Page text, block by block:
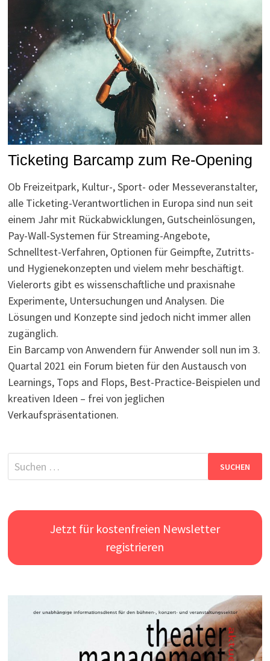
Ticketing Barcamp zum Re-Opening
Ob Freizeitpark, Kultur-, Sport- oder Messeveranstalter,
alle Ticketing-Verantwortlichen in Europa sind nun seit
einem Jahr mit Rückabwicklungen, Gutscheinlösungen,
Pay-Wall-Systemen für Streaming-Angebote,
Schnelltest-Verfahren, Optionen für Geimpfte, Zutritts-
und Hygienekonzepten und vielem mehr beschäftigt.
Vielerorts gibt es wissenschaftliche und praxisnahe
Experimente, Untersuchungen und Analysen. Die
Lösungen und Konzepte sind jedoch nicht immer allen
zugänglich.
Ein Barcamp von Anwendern für Anwender soll nun im 3.
Quartal 2021 ein Forum bieten für den Austausch von
Learnings, Tops and Flops, Best-Practice-Beispielen und
kreativen Ideen – frei von jeglichen
Verkaufspräsentationen.
Suchen
nach:
Jetzt für kostenfreien Newsletter
registrieren